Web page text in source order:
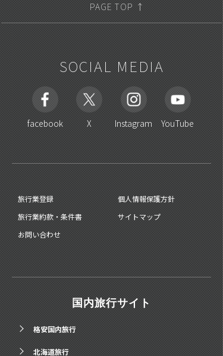
PAGE TOP ↑
SOCIAL MEDIA
facebook X Instagram YouTube
旅行業登録
個人情報保護方針
旅行業約款・条件書
サイトマップ
お問い合わせ
国内旅行サイト
格安国内旅行
北海道旅行